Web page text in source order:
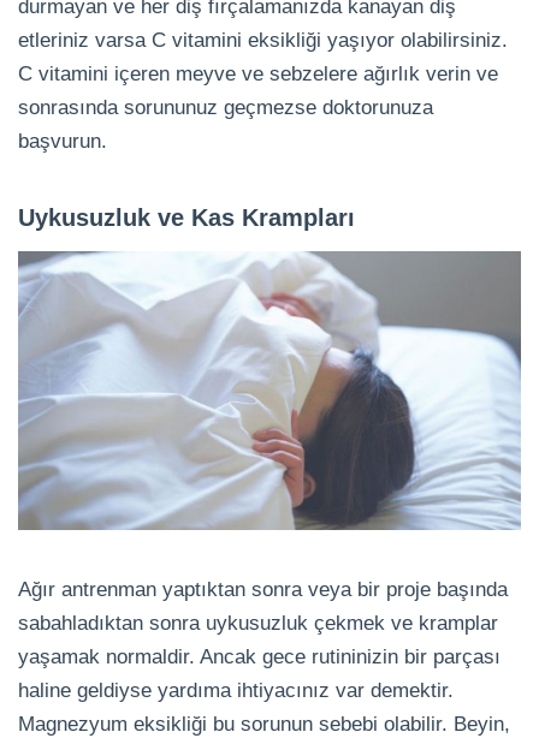
durmayan ve her diş fırçalamanızda kanayan diş
etleriniz varsa C vitamini eksikliği yaşıyor olabilirsiniz.
C vitamini içeren meyve ve sebzelere ağırlık verin ve
sonrasında sorununuz geçmezse doktorunuza
başvurun.
Uykusuzluk ve Kas Krampları
Ağır antrenman yaptıktan sonra veya bir proje başında
sabahladıktan sonra uykusuzluk çekmek ve kramplar
yaşamak normaldir. Ancak gece rutininizin bir parçası
haline geldiyse yardıma ihtiyacınız var demektir.
Magnezyum eksikliği bu sorunun sebebi olabilir. Beyin,